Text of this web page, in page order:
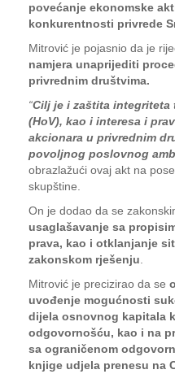
povećanje ekonomske
konkurentnosti privrede
Mitrović je pojasnio da je
namjera unaprijediti
privrednim društvima.
“Cilj je i zaštita
(HoV), kao i interesa i
akcionara u privrednim
povoljnog poslovnog
obrazlažući ovaj akt na
skupštine.
On je dodao da se
usaglašavanje sa
prava, kao i otklanjanje
zakonskom rješenju
Mitrović je precizirao da se
uvođenje mogućnosti
dijela osnovnog kapitala
odgovornošću, kao i na
sa ograničenom
knjige udjela prenesu na